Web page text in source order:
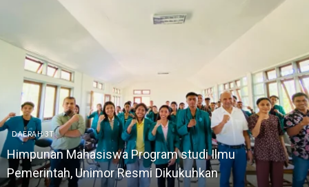
DAERAH 3T
Himpunan Mahasiswa Program studi Ilmu
Pemerintah, Unimor Resmi Dikukuhkan